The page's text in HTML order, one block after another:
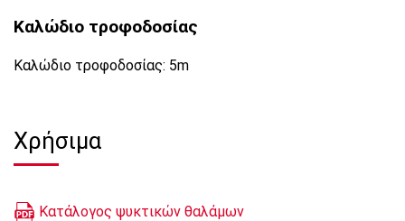
Καλώδιο τροφοδοσίας
Καλώδιο τροφοδοσίας: 5m
Χρήσιμα
Κατάλογος ψυκτικών θαλάμων